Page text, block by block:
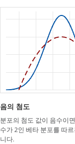
음의 첨도
분포의 첨도 값이 음수이
수가 2인 베타 분포를 따
니다.